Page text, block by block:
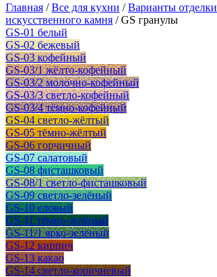
Главная /Все для кухни /Варианты отделки
искусственного камня /GS гранулы
GS-01 белый
GS-02 бежевый
GS-03 кофейный
GS-03/1 жёлто-кофейный
GS-03/2 молочно-кофейный
GS-03/3 светло-кофейный
GS-03/4 тёмно-кофейный
GS-04 светло-жёлтый
GS-05 тёмно-жёлтый
GS-06 горчичный
GS-07 салатовый
GS-08 фисташковый
GS-08/1 светло-фисташковый
GS-09 светло-зелёный
GS-10 еловый
GS-11 тёмно-зелёный
GS-11/1 ярко-зелёный
GS-12 кирпич
GS-13 какао
GS-14 светло-коричневый